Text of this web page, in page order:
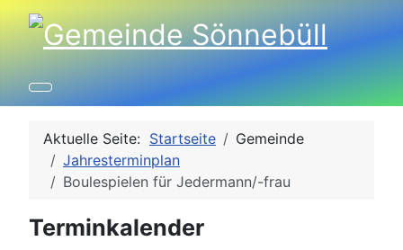
Aktuelle Seite: Startseite
Gemeinde
Jahresterminplan
Boulespielen für Jedermann/-frau
Terminkalender